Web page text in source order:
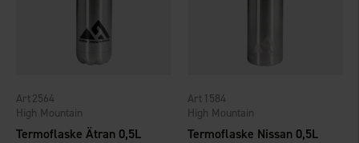
Termoflaske Ätran 0,5L
High Mountain
2564
Termoflaske Nissan 0,5L
High Mountain
1584